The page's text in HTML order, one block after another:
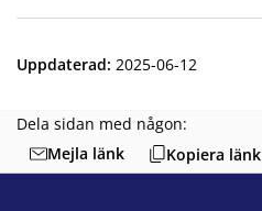
Uppdaterad: 2025-06-12
Dela sidan med någon:
Mejla länk
Kopiera länk